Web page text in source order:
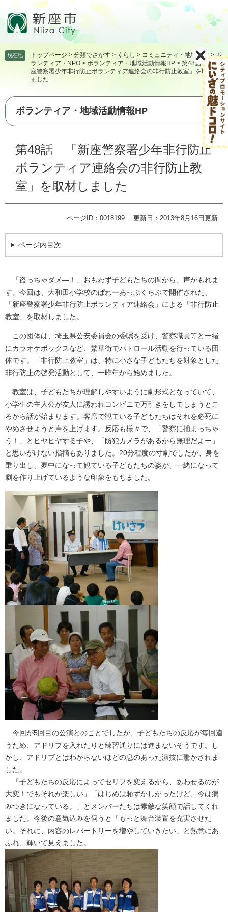
頭飛
本
へ
現在地 トップページ > 分類でさがす > くらし > コミュニティ・地域活動 >ボ
ランティア・NPO > ボランティア・地域活動情報HP > 第48話 「新
座警察署少年非行防止ボランティア連絡会の非行防止教室」を取材し
ました
ボランティア・地域活動情報HP
第48話 「新座警察署少年非行防止
ボランティア連絡会の非行防止教
室」を取材しました
ページID：0018199 更新日：2013年8月16日更新
ページ内目次
「盗っちゃダメ―！」おもわず子どもたちの間から、声がもれま
す。今回は、大和田小学校のぱわーあっぷくらぶで開催された、
「新座警察署少年非行防止ボランティア連絡会」による「非行防止
教室」を取材しました。
この団体は、埼玉県公安委員会の委嘱を受け、警察職員等と一緒
にカラオケボックスなど、繁華街でパトロール活動を行っている団
体です。「非行防止教室」は、特に小さな子どもたちを対象とした
非行防止の啓発活動として、一昨年から始めました。
教室は、子どもたちが理解しやすいように劇形式となっていて、
小学生の主人公が友人に誘われコンビニで万引きをしてしまうとこ
ろから話が始まります。客席で観ている子どもたちはそれを必死に
やめさせようと声を上げます。反応も様々で、「警察に捕まっちゃ
う！」とヒヤヒヤする子や、「防犯カメラがあるから無理だよー」
と思いがけない指摘もありました。20分程度の寸劇でしたが、身を
乗り出し、夢中になって観ている子どもたちの姿が、一緒になって
劇を作り上げているような印象をもちました。
今回が5回目の公演とのことでしたが、子どもたちの反応が毎回違
うため、アドリブを入れたりと練習通りには進まないそうです。し
かし、アドリブとはわからないほどの息のあった演技に驚かされま
した。
「子どもたちの反応によってセリフを変えるから、あわせるのが
大変！でもそれが楽しい」「はじめは恥ずかしかったけど、今は病
みつきになっている。」とメンバーたちは素敵な笑顔で話してくれ
ました。今後の意気込みを伺うと「もっと舞台装置を充実させた
い。それに、内容のレパートリーを増やしていきたい」と熱意にあ
ふれ、輝いて見えました。